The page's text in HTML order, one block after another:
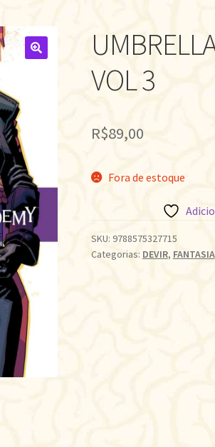
VOL 3
R$89,00
Fora de estoque
SKU: 9788575327715
Categorias: DEVIR, FANTASIA